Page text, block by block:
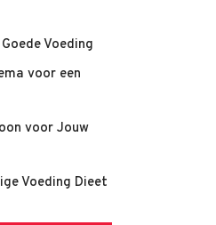
Voeding
voor een
voor Jouw
Voeding Dieet